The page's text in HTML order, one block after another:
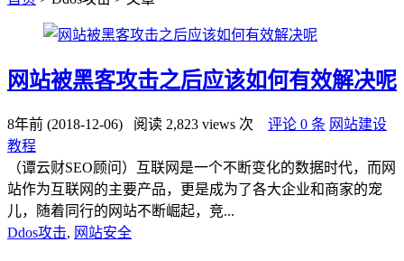
网站被黑客攻击之后应该如何有效解决呢
8年前 (2018-12-06) 阅读 2,823 views 次 评论 0 条 网站建设
教程
（谭云财SEO顾问）互联网是一个不断变化的数据时代，而网
站作为互联网的主要产品，更是成为了各大企业和商家的宠
儿，随着同行的网站不断崛起，竞...
Ddos攻击, 网站安全